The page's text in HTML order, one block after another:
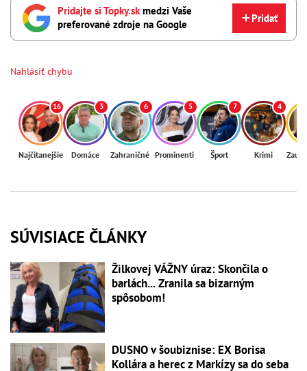
Pridajte si Topky.skmedzi Vaše
preferované zdroje na Google
Pridať
Nahlásiť chybu
16
Najčítanejšie
3
Domáce
6
Zahraničné
5
Prominenti
7
Šport
4
Krimi
SÚVISIACE ČLÁNKY
Žilkovej VÁŽNY úraz: Skončila o
barlách... Zranila sa bizarným
spôsobom!
DUSNO v šoubiznise: EX Borisa
Kollára a herec z Markízy sa do seba